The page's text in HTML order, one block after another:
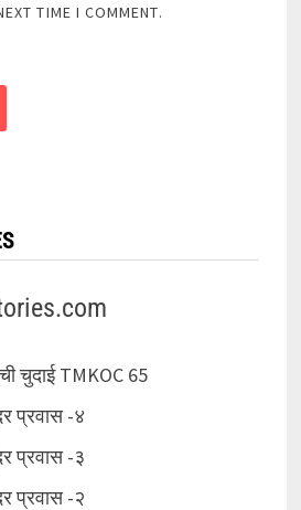
TIME I COMMENT.
चुदाई TMKOC 65
प्रवास -४
प्रवास -३
प्रवास -२